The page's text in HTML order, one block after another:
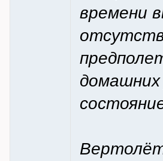
времени
домашних